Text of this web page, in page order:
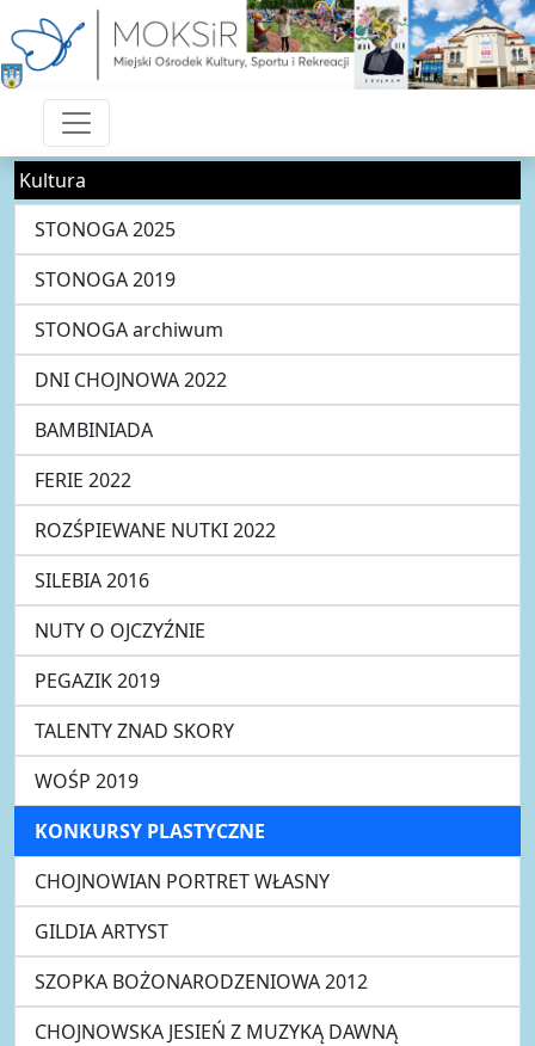
Kultura
STONOGA 2025
STONOGA 2019
STONOGA archiwum
DNI CHOJNOWA 2022
BAMBINIADA
FERIE 2022
ROZŚPIEWANE NUTKI 2022
SILEBIA 2016
NUTY O OJCZYŹNIE
PEGAZIK 2019
TALENTY ZNAD SKORY
WOŚP 2019
KONKURSY PLASTYCZNE
CHOJNOWIAN PORTRET WŁASNY
GILDIA ARTYST
SZOPKA BOŻONARODZENIOWA 2012
CHOJNOWSKA JESIEŃ Z MUZYKĄ DAWNĄ